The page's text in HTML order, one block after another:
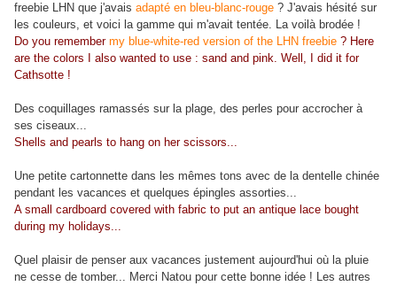
freebie LHN que j'avais adapté en bleu-blanc-rouge ? J'avais hésité sur
les couleurs, et voici la gamme qui m'avait tentée. La voilà brodée !
Do you remember my blue-white-red version of the LHN freebie ? Here
are the colors I also wanted to use : sand and pink. Well, I did it for
Cathsotte !
Des coquillages ramassés sur la plage, des perles pour accrocher à
ses ciseaux...
Shells and pearls to hang on her scissors...
Une petite cartonnette dans les mêmes tons avec de la dentelle chinée
pendant les vacances et quelques épingles assorties...
A small cardboard covered with fabric to put an antique lace bought
during my holidays...
Quel plaisir de penser aux vacances justement aujourd'hui où la pluie
ne cesse de tomber... Merci Natou pour cette bonne idée ! Les autres